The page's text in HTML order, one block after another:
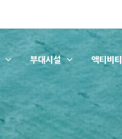
부대시설 액티비티